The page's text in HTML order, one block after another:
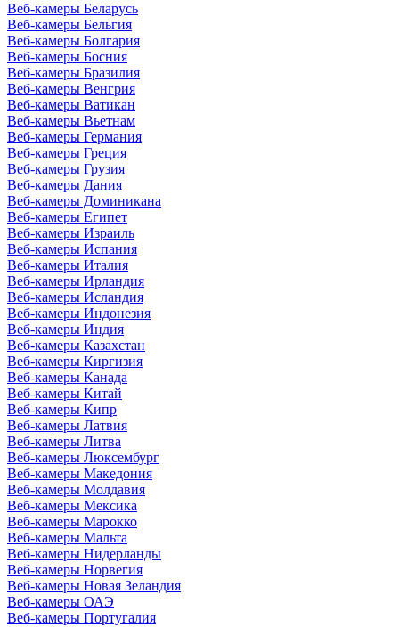
Веб-камеры Беларусь
Веб-камеры Бельгия
Веб-камеры Болгария
Веб-камеры Босния
Веб-камеры Бразилия
Веб-камеры Венгрия
Веб-камеры Ватикан
Веб-камеры Вьетнам
Веб-камеры Германия
Веб-камеры Греция
Веб-камеры Грузия
Веб-камеры Дания
Веб-камеры Доминикана
Веб-камеры Египет
Веб-камеры Израиль
Веб-камеры Испания
Веб-камеры Италия
Веб-камеры Ирландия
Веб-камеры Исландия
Веб-камеры Индонезия
Веб-камеры Индия
Веб-камеры Казахстан
Веб-камеры Киргизия
Веб-камеры Канада
Веб-камеры Китай
Веб-камеры Кипр
Веб-камеры Латвия
Веб-камеры Литва
Веб-камеры Люксембург
Веб-камеры Македония
Веб-камеры Молдавия
Веб-камеры Мексика
Веб-камеры Марокко
Веб-камеры Мальта
Веб-камеры Нидерланды
Веб-камеры Норвегия
Веб-камеры Новая Зеландия
Веб-камеры ОАЭ
Веб-камеры Португалия